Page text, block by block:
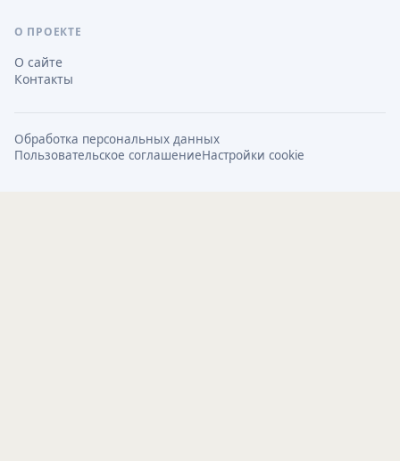
О ПРОЕКТЕ
О сайте
Контакты
Обработка персональных данных
Пользовательское соглашениеНастройки cookie